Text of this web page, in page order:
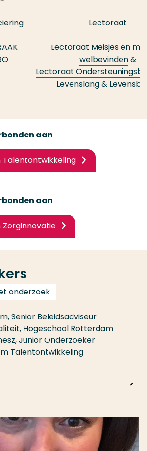
Lectoraat
Lectoraat Meisjes en
welbevinden&
Lectoraat
Levenslang &
aan
Talentontwikkeling
aan
Zorginnovatie
onderzoek
Senior Beleidsadviseur
Hogeschool Rotterdam
Junior Onderzoeker
Talentontwikkeling